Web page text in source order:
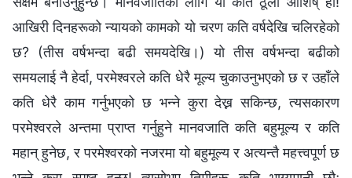
आखिरी दिनहरूको न्यायको कामको यो चरण कति वर्षदेखि चलिरहेको
छ? (तीस वर्षभन्दा बढी समयदेखि।) यो तीस वर्षभन्दा बढीको
समयलाई नै हेर्दा, परमेश्‍वरले कति धेरै मूल्य चुकाउनुभएको छ र उहाँले
कति धेरै काम गर्नुभएको छ भन्ने कुरा देख्न सकिन्छ, त्यसकारण
परमेश्‍वरले अन्तमा प्राप्त गर्नुहुने मानवजाति कति बहुमूल्य र कति
महान् हुनेछ, र परमेश्‍वरको नजरमा यो बहुमूल्य र अत्यन्तै महत्त्वपूर्ण छ